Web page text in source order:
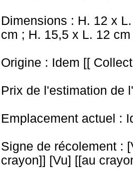
Dimensions : H. 12 x
cm ; H. 15,5 x L. 12 cm
Origine : Idem [[
Prix de l'estimation de
Emplacement actuel :
Signe de récolement :
crayon]] [Vu] [[au